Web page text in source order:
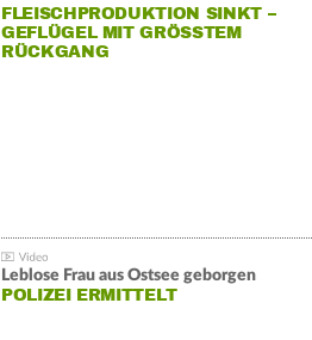
FLEISCHPRODUKTION SINKT –
GEFLÜGEL MIT GRÖSSTEM R
ÜCKGANG
Leblose Frau aus Ostsee geborgen
POLIZEI ERMITTELT